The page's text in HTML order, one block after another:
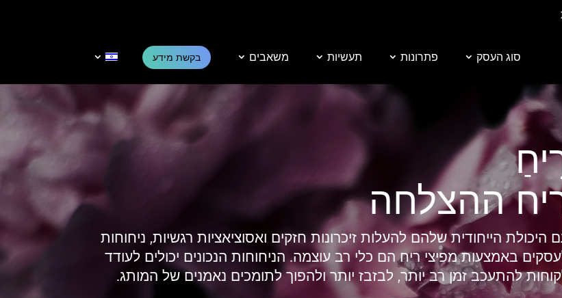
סוג העסק פתרונות תעשיות משאבים בקשת מידע
ההצלחה
היכולת הייחודית שלהם להעלות זיכרונות חזקים ואסוציאציות רגשיות, ניחוחות
באמצעות מפיצי ריח הם כלי רב עוצמה. הניחוחות הנכונים יכולים לעודד
להתעכב זמן רב יותר, לבזבז יותר ולהפוך לתומכים נאמנים של המותג.